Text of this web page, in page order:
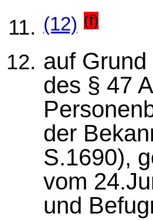
(12) (f)
auf
des § 47
der
S.1690),
vom
und